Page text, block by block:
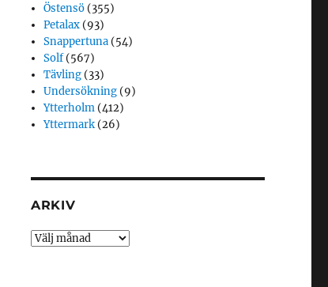
Östensö (355)
Petalax (93)
Snappertuna (54)
Solf(567)
Tävling (33)
Undersökning (9)
Ytterholm (412)
Yttermark (26)
ARKIV
Arkiv